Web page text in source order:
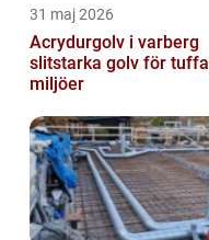
31 maj 2026
Acrydurgolv i varberg
slitstarka golv för tuffa
miljöer